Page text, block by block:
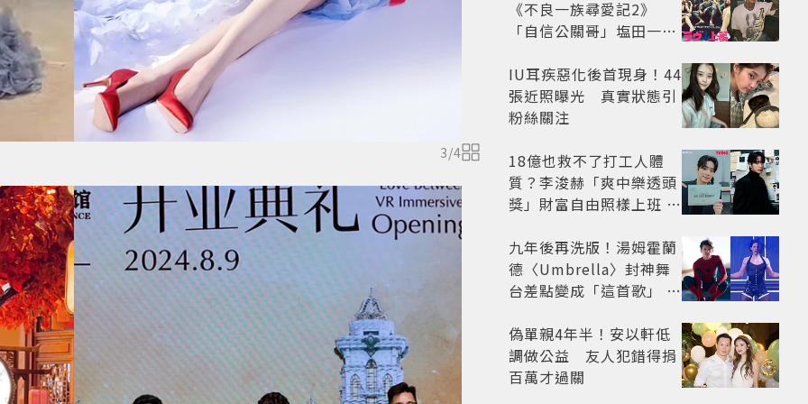
3/4
《不良一族尋愛記2》
「自信公關哥」塩田一馬
老闆
IU耳疾惡化後首現身！44
張近照曝光 真實狀態引
粉絲關注
18億也救不了打工人體
質？李浚赫「爽中樂透頭
獎」財富自由照樣上班 西
九年後再洗版！湯姆霍蘭
德〈Umbrella〉封神舞
台差點變成「這首歌」 造
開
偽單親4年半！安以軒低
調做公益 友人犯錯得捐
百萬才過關